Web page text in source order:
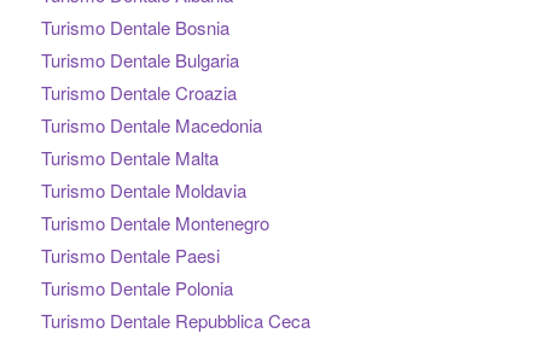
Turismo Dentale Bosnia
Turismo Dentale Bulgaria
Turismo Dentale Croazia
Turismo Dentale Macedonia
Turismo Dentale Malta
Turismo Dentale Moldavia
Turismo Dentale Montenegro
Turismo Dentale Paesi
Turismo Dentale Polonia
Turismo Dentale Repubblica Ceca